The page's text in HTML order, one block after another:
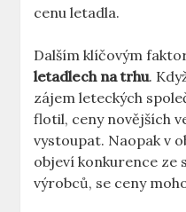
cenu letadla.
Dalším ⁣klíčovým
letadlech‍ na⁤ trhu.
zájem leteckých
flotil, ‍ceny novějších
vystoupat. Naopak v​
objeví⁣ konkurence ze
výrobců, se ceny